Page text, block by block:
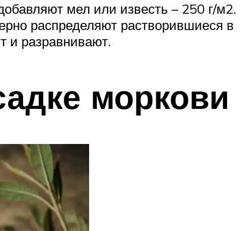
мел или известь – 250 г/м2.
распределяют растворившиеся в
и разравнивают.
моркови